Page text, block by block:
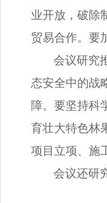
业开放，破除
贸易合作。要
会议研究
态安全中的战
障。要坚持科
育壮大特色林
项目立项、施
会议还研